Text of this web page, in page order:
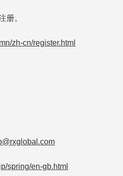
册。
zh-cn/register.html
spring/en-gb.html